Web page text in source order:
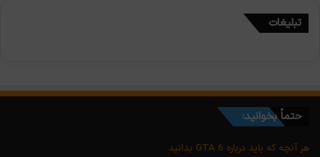
تبلیغات
حتماً بخوانید:
هر آنچه که باید درباره GTA 6 بدانید